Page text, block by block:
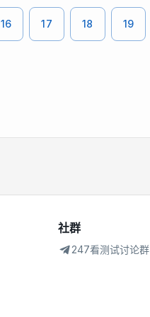
16 17 18 19
社群
247看测试讨论群